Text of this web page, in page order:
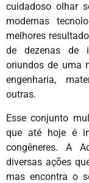
cuidadoso olhar
modernas
melhores
de dezenas de
oriundos de uma
engenharia,
outras.
Esse conjunto
que até hoje é
congêneres. A
diversas ações
mas encontra o